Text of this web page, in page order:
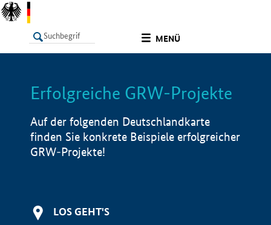
MENÜ
LISTE Info
Erfolgreiche GRW-Projekte
Auf der folgenden Deutschlandkarte
finden Sie konkrete Beispiele erfolgreicher
GRW-Projekte!
LOS GEHT'S